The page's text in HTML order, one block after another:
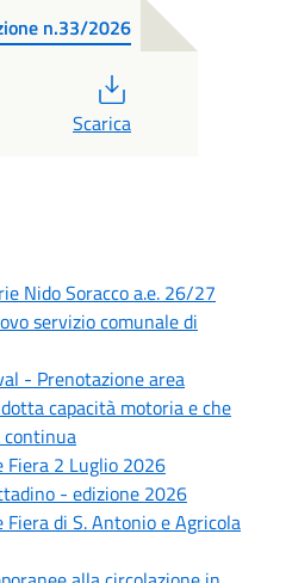
n.33/2026
Scarica
Nido Soracco a.e. 26/27
servizio comunale di
- Prenotazione area
capacità motoria e che
continua
Fiera 2 Luglio 2026
- edizione 2026
di S. Antonio e Agricola